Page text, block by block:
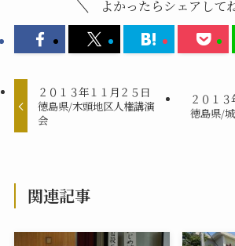
よかったらシェアして
２０１３年１１月２５日
徳島県/木頭地区人権講演
会
２０１
徳島県/
関連記事